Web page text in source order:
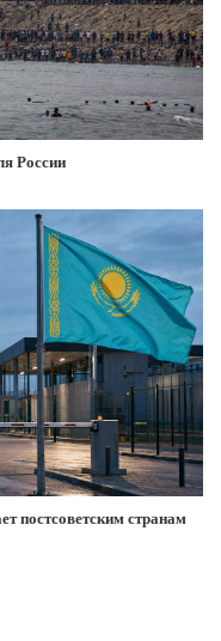
России
постсоветским странам